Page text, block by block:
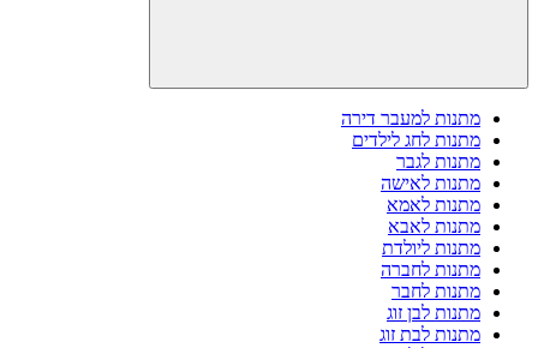
מתנות למעבר דירה
מתנות לחג לילדים
מתנות לגבר
מתנות לאישה
מתנות לאמא
מתנות לאבא
מתנות ליולדת
מתנות לחברה
מתנות לחבר
מתנות לבן זוג
מתנות לבת זוג